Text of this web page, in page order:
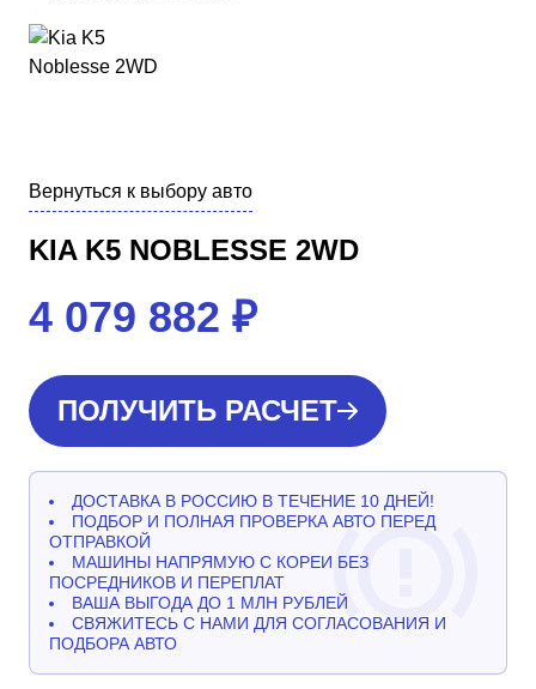
Вернуться к выбору авто
KIA K5 NOBLESSE 2WD
4 079 882 ₽
ПОЛУЧИТЬ РАСЧЕТ
ДОСТАВКА В РОССИЮ В ТЕЧЕНИЕ 10 ДНЕЙ!
ПОДБОР И ПОЛНАЯ ПРОВЕРКА АВТО ПЕРЕД
ОТПРАВКОЙ
МАШИНЫ НАПРЯМУЮ С КОРЕИ БЕЗ
ПОСРЕДНИКОВ И ПЕРЕПЛАТ
ВАША ВЫГОДА ДО 1 МЛН РУБЛЕЙ
СВЯЖИТЕСЬ С НАМИ ДЛЯ СОГЛАСОВАНИЯ И
ПОДБОРА АВТО